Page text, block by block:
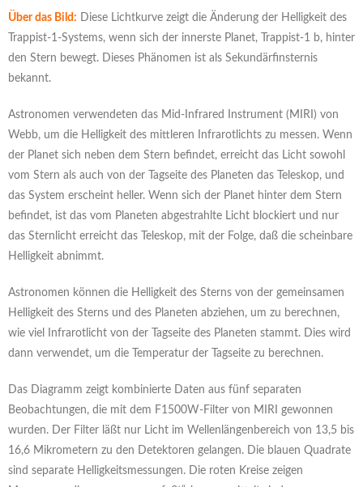
Über das Bild: Diese Lichtkurve zeigt die Änderung der Helligkeit des
Trappist-1-Systems, wenn sich der innerste Planet, Trappist-1 b, hinter
den Stern bewegt. Dieses Phänomen ist als Sekundärfinsternis
bekannt.
Astronomen verwendeten das Mid-Infrared Instrument (MIRI) von
Webb, um die Helligkeit des mittleren Infrarotlichts zu messen. Wenn
der Planet sich neben dem Stern befindet, erreicht das Licht sowohl
vom Stern als auch von der Tagseite des Planeten das Teleskop, und
das System erscheint heller. Wenn sich der Planet hinter dem Stern
befindet, ist das vom Planeten abgestrahlte Licht blockiert und nur
das Sternlicht erreicht das Teleskop, mit der Folge, daß die scheinbare
Helligkeit abnimmt.
Astronomen können die Helligkeit des Sterns von der gemeinsamen
Helligkeit des Sterns und des Planeten abziehen, um zu berechnen,
wie viel Infrarotlicht von der Tagseite des Planeten stammt. Dies wird
dann verwendet, um die Temperatur der Tagseite zu berechnen.
Das Diagramm zeigt kombinierte Daten aus fünf separaten
Beobachtungen, die mit dem F1500W-Filter von MIRI gewonnen
wurden. Der Filter läßt nur Licht im Wellenlängenbereich von 13,5 bis
16,6 Mikrometern zu den Detektoren gelangen. Die blauen Quadrate
sind separate Helligkeitsmessungen. Die roten Kreise zeigen